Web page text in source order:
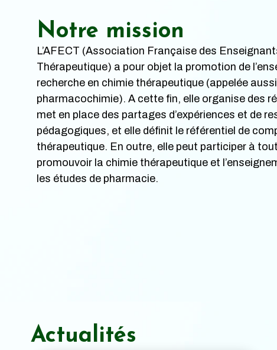
Notre mission
L’AFECT (Association Française des
Thérapeutique) a pour objet la promotion de
recherche en chimie thérapeutique (appelée
pharmacochimie). A cette fin, elle organise des
met en place des partages d’expériences et de
pédagogiques, et elle définit le référentiel de
thérapeutique. En outre, elle peut participer à
promouvoir la chimie thérapeutique et
les études de pharmacie.
Actualités